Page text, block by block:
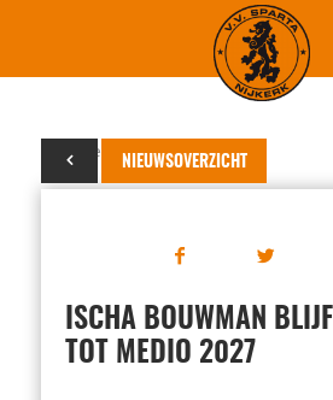
NIEUWSOVERZICHT
30 november 2024
ISCHA BOUWMAN BLIJFT
TOT MEDIO 2027